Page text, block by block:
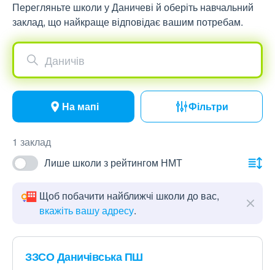
Перегляньте школи у Даничеві й оберіть навчальний
заклад, що найкраще відповідає вашим потребам.
Даничів
На мапі Фільтри
1 заклад
Лише школи з рейтингом НМТ
Щоб побачити найближчі школи до вас,
вкажіть вашу адресу.
ЗЗСО Даничівська ПШ